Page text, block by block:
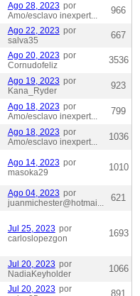
Ago 28, 2023 por
Amo/esclavo inexpert...
966
Ago 22, 2023 por
salva35
667
Ago 20, 2023 por
Cornudofeliz
3536
Ago 19, 2023 por
Kana_Ryder
923
Ago 18, 2023 por
Amo/esclavo inexpert...
799
Ago 18, 2023 por
Amo/esclavo inexpert...
1036
Ago 14, 2023 por
masoka29
1010
Ago 04, 2023 por
juanmichester@hotmai...
621
Jul 25, 2023 por
carloslopezgon
1693
Jul 20, 2023 por
NadiaKeyholder
1066
Jul 20, 2023 por
891